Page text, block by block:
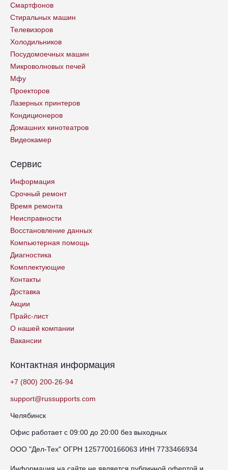
Смартфонов
Стиральных машин
Телевизоров
Холодильников
Посудомоечных машин
Микроволновых печей
Мфу
Проекторов
Лазерных принтеров
Кондиционеров
Домашних кинотеатров
Видеокамер
Сервис
Информация
Срочный ремонт
Время ремонта
Неисправности
Восстановление данных
Компьютерная помощь
Диагностика
Комплектующие
Контакты
Доставка
Акции
Прайс-лист
О нашей компании
Вакансии
Контактная информация
+7 (800) 200-26-94
support@russupports.com
Челябинск
Офис работает с 09:00 до 20:00 без выходных
ООО "Дел-Тех" ОГРН 1257700166063 ИНН 7733466934
Информация на сайте не является публичной офертой и